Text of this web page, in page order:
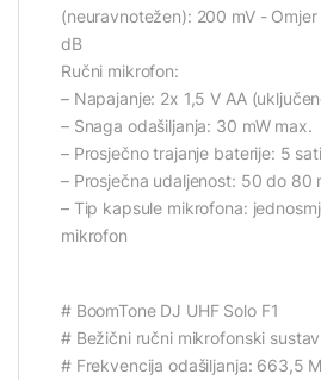
(neuravnotežen): 200 mV -
dB
Ručni mikrofon:
– Napajanje: 2x 1,5 V AA
– Snaga odašiljanja: 30 mW max.
– Prosječno trajanje baterije: 5 sati
– Prosječna udaljenost: 50 do 80
– Tip kapsule mikrofona:
mikrofon
# BoomTone DJ UHF Solo F1
# Bežični ručni mikrofonski
# Frekvencija odašiljanja: 663,5